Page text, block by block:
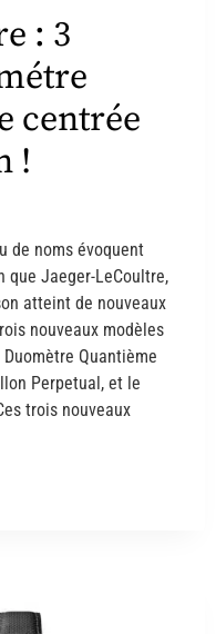
: 3
centrée
!
de noms évoquent
que Jaeger-LeCoultre,
atteint de nouveaux
nouveaux modèles
Quantième
Perpetual, et le
trois nouveaux